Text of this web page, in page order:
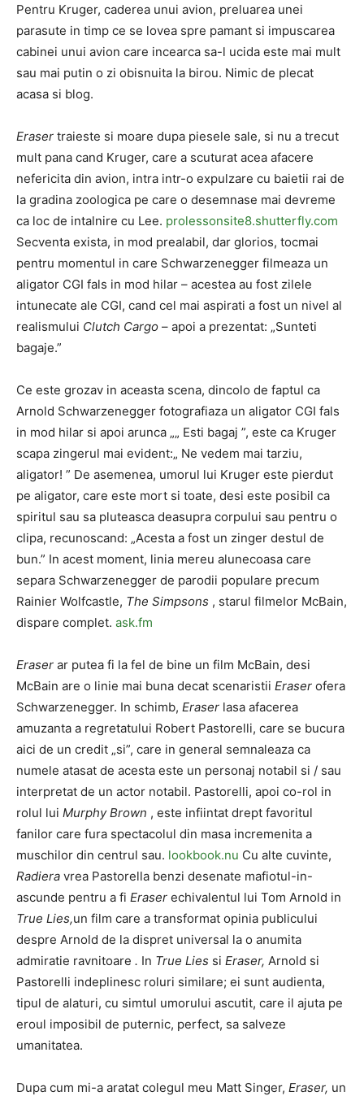
Pentru Kruger, caderea unui avion, preluarea unei
parasute in timp ce se lovea spre pamant si impuscarea
cabinei unui avion care incearca sa-l ucida este mai mult
sau mai putin o zi obisnuita la birou. Nimic de plecat
acasa si blog.
Eraser traieste si moare dupa piesele sale, si nu a trecut
mult pana cand Kruger, care a scuturat acea afacere
nefericita din avion, intra intr-o expulzare cu baietii rai de
la gradina zoologica pe care o desemnase mai devreme
ca loc de intalnire cu Lee. prolessonsite8.shutterfly.com
Secventa exista, in mod prealabil, dar glorios, tocmai
pentru momentul in care Schwarzenegger filmeaza un
aligator CGI fals in mod hilar – acestea au fost zilele
intunecate ale CGI, cand cel mai aspirati a fost un nivel al
realismului Clutch Cargo – apoi a prezentat: „Sunteti
bagaje.”
Ce este grozav in aceasta scena, dincolo de faptul ca
Arnold Schwarzenegger fotografiaza un aligator CGI fals
in mod hilar si apoi arunca „„ Esti bagaj ”, este ca Kruger
scapa zingerul mai evident:„ Ne vedem mai tarziu,
aligator! ” De asemenea, umorul lui Kruger este pierdut
pe aligator, care este mort si toate, desi este posibil ca
spiritul sau sa pluteasca deasupra corpului sau pentru o
clipa, recunoscand: „Acesta a fost un zinger destul de
bun.” In acest moment, linia mereu alunecoasa care
separa Schwarzenegger de parodii populare precum
Rainier Wolfcastle, The Simpsons , starul filmelor McBain,
dispare complet. ask.fm
Eraser ar putea fi la fel de bine un film McBain, desi
McBain are o linie mai buna decat scenaristii Eraser ofera
Schwarzenegger. In schimb, Eraser lasa afacerea
amuzanta a regretatului Robert Pastorelli, care se bucura
aici de un credit „si”, care in general semnaleaza ca
numele atasat de acesta este un personaj notabil si / sau
interpretat de un actor notabil. Pastorelli, apoi co-rol in
rolul lui Murphy Brown , este infiintat drept favoritul
fanilor care fura spectacolul din masa incremenita a
muschilor din centrul sau. lookbook.nu Cu alte cuvinte,
Radiera vrea Pastorella benzi desenate mafiotul-in-
ascunde pentru a fi Eraser echivalentul lui Tom Arnold in
True Lies,un film care a transformat opinia publicului
despre Arnold de la dispret universal la o anumita
admiratie ravnitoare . In True Lies si Eraser, Arnold si
Pastorelli indeplinesc roluri similare; ei sunt audienta,
tipul de alaturi, cu simtul umorului ascutit, care il ajuta pe
eroul imposibil de puternic, perfect, sa salveze
umanitatea.
Dupa cum mi-a aratat colegul meu Matt Singer, Eraser, un